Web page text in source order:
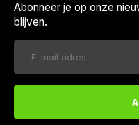
Abonneer je op onze
blijven.